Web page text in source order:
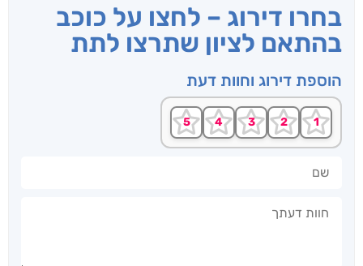
בחרו דירוג – לחצו על כוכב
בהתאם לציון שתרצו לתת
הוספת דירוג וחוות דעת